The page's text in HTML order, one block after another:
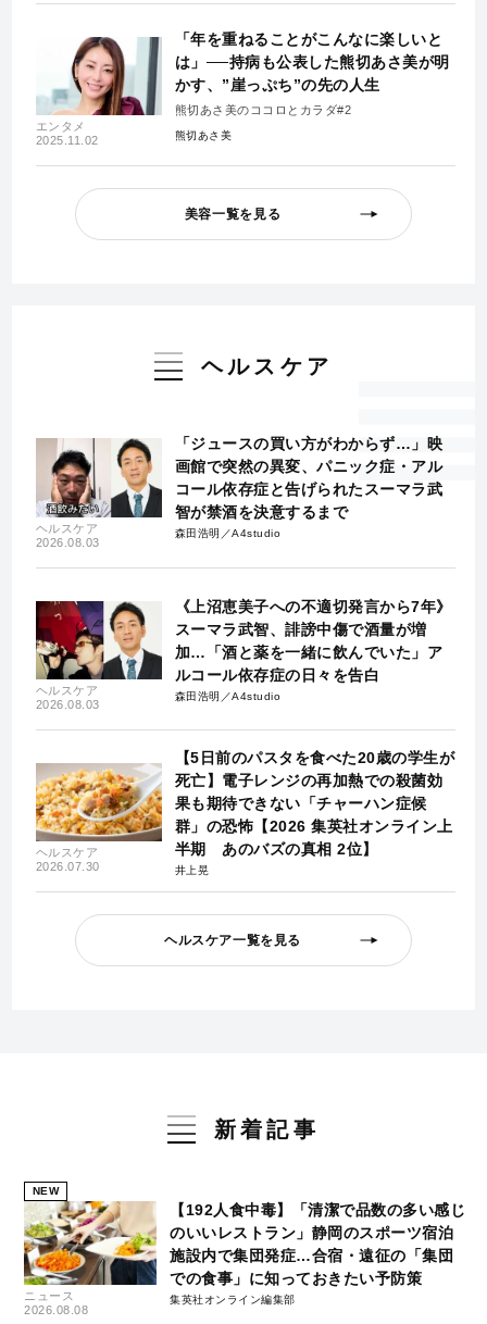
エンタメ
2025.11.02
「年を重ねることがこんなに楽しいと
は」──持病も公表した熊切あさ美が明
かす、”崖っぷち”の先の人生
熊切あさ美のココロとカラダ#2
熊切あさ美
美容一覧を見る
ヘルスケア
ヘルスケア
2026.08.03
「ジュースの買い方がわからず…」映
画館で突然の異変、パニック症・アル
コール依存症と告げられたスーマラ武
智が禁酒を決意するまで
森田浩明／A4studio
ヘルスケア
2026.08.03
《上沼恵美子への不適切発言から7年》
スーマラ武智、誹謗中傷で酒量が増
加…「酒と薬を一緒に飲んでいた」ア
ルコール依存症の日々を告白
森田浩明／A4studio
ヘルスケア
2026.07.30
【5日前のパスタを食べた20歳の学生が
死亡】電子レンジの再加熱での殺菌効
果も期待できない「チャーハン症候
群」の恐怖【2026 集英社オンライン上
半期 あのバズの真相 2位】
井上晃
ヘルスケア一覧を見る
新着記事
NEW
ニュース
2026.08.08
【192人食中毒】「清潔で品数の多い感じ
のいいレストラン」静岡のスポーツ宿泊
施設内で集団発症…合宿・遠征の「集団
での食事」に知っておきたい予防策
集英社オンライン編集部